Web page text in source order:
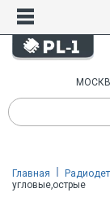
Главная
угловые,острые